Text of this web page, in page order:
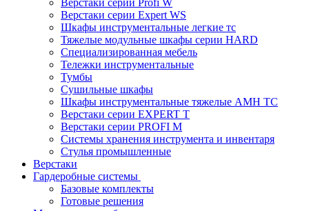
Верстаки серии Profi W
Верстаки серии Expert WS
Шкафы инструментальные легкие тс
Тяжелые модульные шкафы серии HARD
Cпециализированная мебель
Тележки инструментальные
Тумбы
Cушильные шкафы
Шкафы инструментальные тяжелые AMH TC
Верстаки серии EXPERT T
Верстаки серии PROFI M
Системы хранения инструмента и инвентаря
Стулья промышленные
Верстаки
Гардеробные системы
Базовые комплекты
Готовые решения